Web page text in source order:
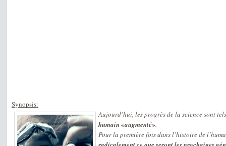
Synopsis:
Aujourd’hui, les progrès de la science sont
humain «augmenté».
Pour la première fois dans l’histoire de